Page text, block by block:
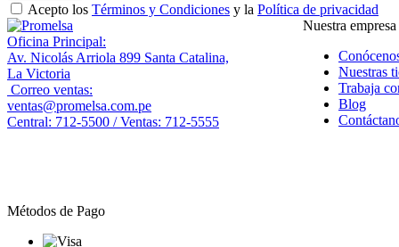
Acepto los Términos y Condiciones y la Política de privacidad
Oficina Principal:
Av. Nicolás Arriola 899 Santa Catalina,
La Victoria
Correo ventas:
ventas@promelsa.com.pe
Central: 712-5500 / Ventas: 712-5555
Nuestra empresa
Nuestras
Trabaja
Blog
Métodos de Pago